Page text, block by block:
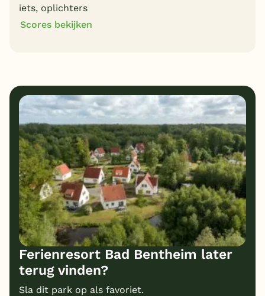
iets, oplichters
Scores bekijken
Bungalows 1 Kindvriendelijk
1 Prijs/kwaliteit
Ferienresort Bad Bentheim later
terug vinden?
Sla dit park op als favoriet.